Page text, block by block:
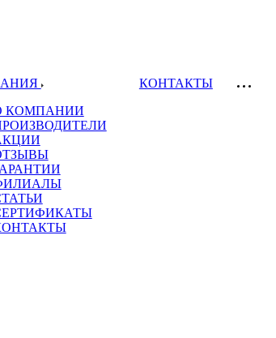
КОМПАНИИ
КОНТАКТЫ